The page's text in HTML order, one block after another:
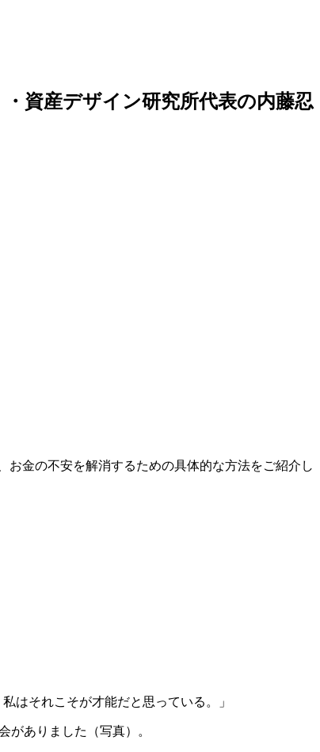
資産デザイン研究所代表の内藤忍
お金の不安を解消するための具体的な方法をご紹介し
はそれこそが才能だと思っている。」
がありました（写真）。